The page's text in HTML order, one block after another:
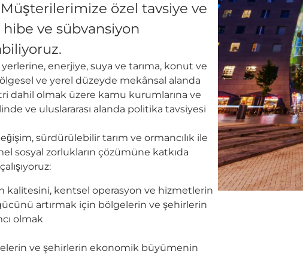
özel tavsiye ve
ve sübvansiyon
enerjiye, suya ve tarıma, konut ve
ve yerel düzeyde mekânsal alanda
dahil olmak üzere kamu kurumlarına ve
ve uluslararası alanda politika tavsiyesi
sürdürülebilir tarım ve ormancılık ile
sosyal zorlukların çözümüne katkıda
kalitesini, kentsel operasyon ve hizmetlerin
artırmak için bölgelerin ve şehirlerin
olmak
ve şehirlerin ekonomik büyümenin